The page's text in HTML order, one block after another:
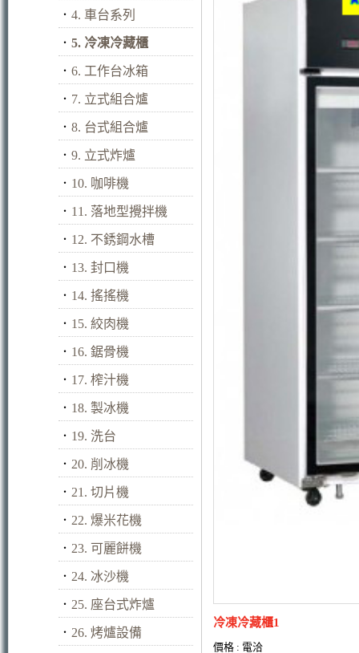
． 4. 車台系列
． 5. 冷凍冷藏櫃
． 6. 工作台冰箱
． 7. 立式組合爐
． 8. 台式組合爐
． 9. 立式炸爐
． 10. 咖啡機
． 11. 落地型攪拌機
． 12. 不銹鋼水槽
． 13. 封口機
． 14. 搖搖機
． 15. 絞肉機
． 16. 鋸骨機
． 17. 榨汁機
． 18. 製冰機
． 19. 洗台
． 20. 削冰機
． 21. 切片機
． 22. 爆米花機
． 23. 可麗餅機
． 24. 冰沙機
． 25. 座台式炸爐
． 26. 烤爐設備
冷凍冷藏櫃1
價格 : 電洽